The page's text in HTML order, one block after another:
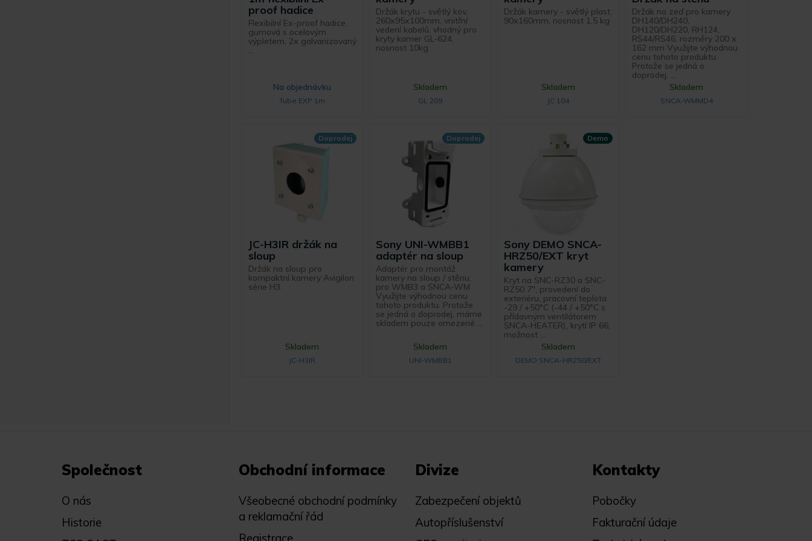
proof hadice
Flexibilní Ex-proof hadice,
gumová s ocelovým
výpletem, 2x galvanizovaný
...
Na objednávku
Tube EXP 1m
Držák krytu - světlý kov,
260x95x100mm, vnitřní
vedení kabelů, vhodný pro
kryty kamer GL-624,
nosnost 10kg
Skladem
GL 209
Držák kamery - světlý plast,
90x160mm, nosnost 1.5 kg
Skladem
JC 104
Držák na zeď pro kamery
DH140/DH240,
DH120/DH220, RH124,
RS44/RS46, rozměry 200 x
162 mm Využijte výhodnou
cenu tohoto produktu.
Protože se jedná o
doprodej, ...
Skladem
SNCA-WMMD4
Doprodej
JC-H3IR držák na
sloup
Držák na sloup pro
kompaktní kamery Avigilon
série H3.
Skladem
JC-H3IR
Doprodej
Sony UNI-WMBB1
adaptér na sloup
Adaptér pro montáž
kamery na sloup / stěnu,
pro WMB3 a SNCA-WM
Využijte výhodnou cenu
tohoto produktu. Protože
se jedná o doprodej, máme
skladem pouze omezené ...
Skladem
UNI-WMBB1
Demo
Sony DEMO SNCA-
HRZ50/EXT kryt
kamery
Kryt na SNC-RZ30 a SNC-
RZ50 7", provedení do
exteriéru, pracovní teplota
-29 / +50°C (-44 / +50°C s
přídavným ventilátorem
SNCA-HEATER), krytí IP 66,
možnost ...
Skladem
DEMO SNCA-HRZ50/EXT
Společnost
O nás
Historie
Obchodní informace
Všeobecné obchodní podmínky
a reklamační řád
Registrace
Divize
Zabezpečení objektů
Autopříslušenství
Kontakty
Pobočky
Fakturační údaje